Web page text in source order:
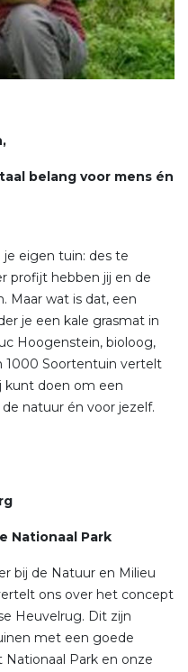
belang voor mens én
eigen tuin: des te
profijt hebben jij en de
Maar wat is dat, een
je een kale grasmat in
Hoogenstein, bioloog,
1000 Soortentuin vertelt
kunt doen om een
natuur én voor jezelf.
Nationaal Park
bij de Natuur en Milieu
ons over het concept
Heuvelrug. Dit zijn
met een goede
Park en onze